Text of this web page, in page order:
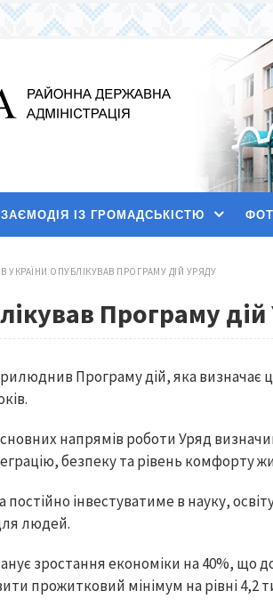
ІЗ ГРОМАДСЬКІСТЮ
УКРАЇНИ ОПУБЛІКУВАВ ПРОГРАМУ ДІЙ УРЯДУ
Програму
Програму дій, яка визначає
напрямів роботи Уряд
безпеку та рівень комфорту
постійно інвестуватиме в науку,
людей.
зростання економіки на 40%, що
прожитковий мінімум на рівні 4,2